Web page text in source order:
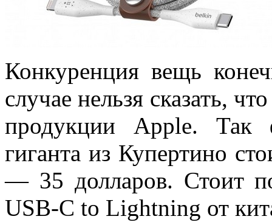
Конкуренция вещь
случае нельзя сказать,
продукции Apple. Так
гиганта из Купертино
— 35 долларов. Стоит
USB-C to Lightning от